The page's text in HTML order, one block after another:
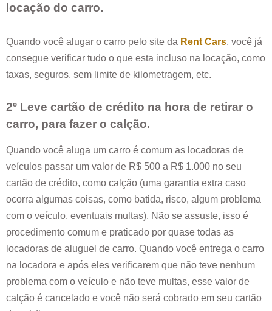
locação do carro.
Quando você alugar o carro pelo site da Rent Cars, você já
consegue verificar tudo o que esta incluso na locação, como
taxas, seguros, sem limite de kilometragem, etc.
2º Leve cartão de crédito na hora de retirar o
carro, para fazer o calção.
Quando você aluga um carro é comum as locadoras de
veículos passar um valor de R$ 500 a R$ 1.000 no seu
cartão de crédito, como calção (uma garantia extra caso
ocorra algumas coisas, como batida, risco, algum problema
com o veículo, eventuais multas). Não se assuste, isso é
procedimento comum e praticado por quase todas as
locadoras de aluguel de carro. Quando você entrega o carro
na locadora e após eles verificarem que não teve nenhum
problema com o veículo e não teve multas, esse valor de
calção é cancelado e você não será cobrado em seu cartão